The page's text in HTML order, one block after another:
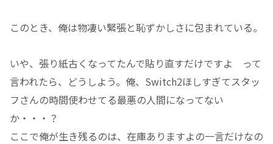
このとき、俺は物凄い緊張と恥ずかしさに包まれている。
いや、張り紙古くなってたんで貼り直すだけですよ って
言われたら、どうしよう。俺、Switch2ほしすぎてスタッ
フさんの時間使わせてる最悪の人間になってない
か・・・？
ここで俺が生き残るのは、在庫ありますよの一言だけなの